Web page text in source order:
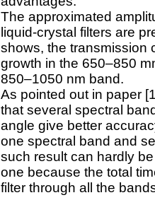
The approximated
liquid-crystal filters are
shows, the transmission
growth in the 650–850
850–1050 nm band.
As pointed out in paper
that several spectral
angle give better
one spectral band and
such result can hardly
one because the total
filter through all the